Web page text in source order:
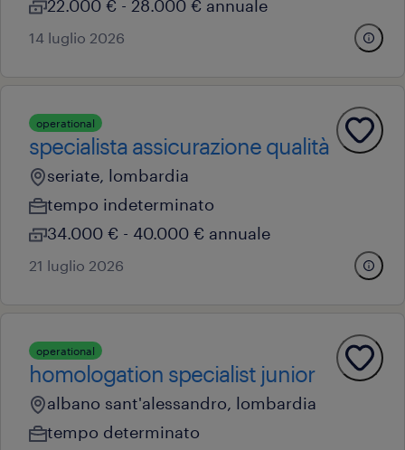
22.000 € - 28.000 € annuale
14 luglio 2026
operational
specialista assicurazione qualità
seriate, lombardia
tempo indeterminato
34.000 € - 40.000 € annuale
21 luglio 2026
operational
homologation specialist junior
albano sant'alessandro, lombardia
tempo determinato